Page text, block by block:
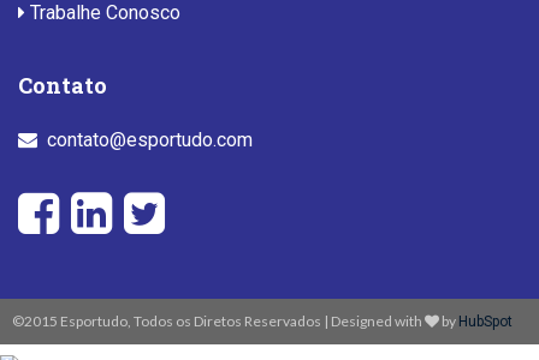
Trabalhe Conosco
Contato
contato@esportudo.com
©2015 Esportudo, Todos os Diretos Reservados | Designed with by HubSpot